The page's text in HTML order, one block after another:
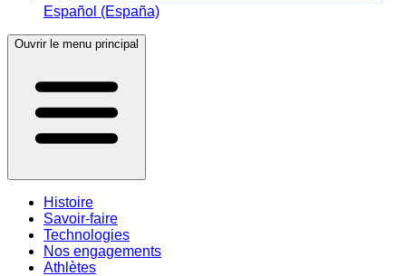
Español (España)
Ouvrir le menu principal
Histoire
Savoir-faire
Technologies
Nos engagements
Athlètes